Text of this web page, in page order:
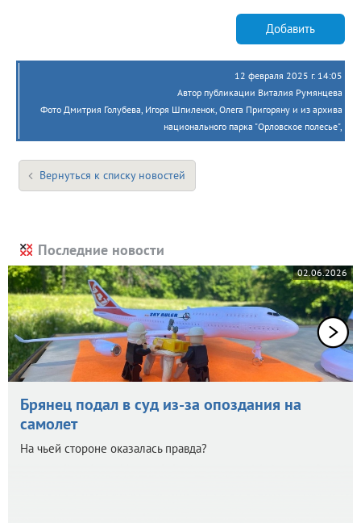
Добавить
12 февраля 2025 г. 14:05
Автор публикации Виталия Румянцева
Фото Дмитрия Голубева, Игоря Шпиленок, Олега Пригоряну и из архива
национального парка "Орловское полесье",
Вернуться к списку новостей
Последние новости
02.06.2026
Брянец подал в суд из-за опоздания на
самолет
На чьей стороне оказалась правда?